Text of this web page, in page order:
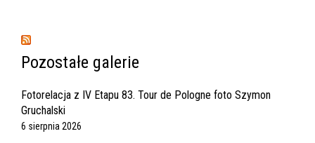
Pozostałe galerie
Fotorelacja z IV Etapu 83. Tour de Pologne foto Szymon
Gruchalski
6 sierpnia 2026